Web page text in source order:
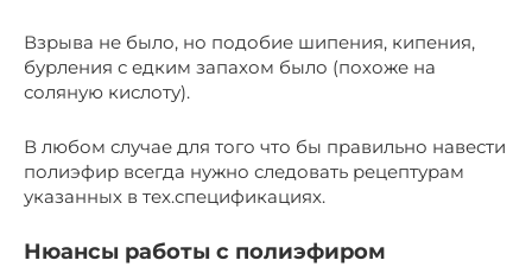
Взрыва не было, но подобие шипения, кипения,
бурления с едким запахом было (похоже на
соляную кислоту).
В любом случае для того что бы правильно навести
полиэфир всегда нужно следовать рецептурам
указанных в тех.спецификациях.
Нюансы работы с полиэфиром